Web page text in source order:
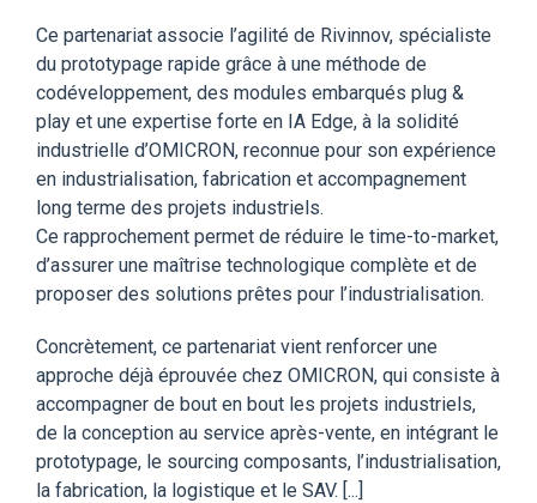
Ce partenariat associe l’agilité de Rivinnov, spécialiste
du prototypage rapide grâce à une méthode de
codéveloppement, des modules embarqués plug &
play et une expertise forte en IA Edge, à la solidité
industrielle d’OMICRON, reconnue pour son expérience
en industrialisation, fabrication et accompagnement
long terme des projets industriels.
Ce rapprochement permet de réduire le time-to-market,
d’assurer une maîtrise technologique complète et de
proposer des solutions prêtes pour l’industrialisation.
Concrètement, ce partenariat vient renforcer une
approche déjà éprouvée chez OMICRON, qui consiste à
accompagner de bout en bout les projets industriels,
de la conception au service après-vente, en intégrant le
prototypage, le sourcing composants, l’industrialisation,
la fabrication, la logistique et le SAV. [...]